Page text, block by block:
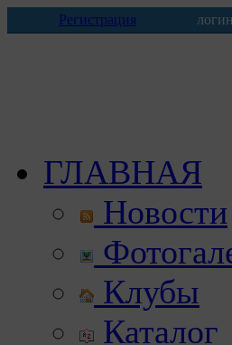
Регистрация логин
ГЛАВНАЯ
Новости
Клубы
Каталог